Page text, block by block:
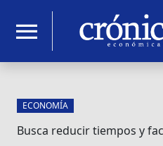
menu
ECONOMÍA
Busca reducir tiempos y